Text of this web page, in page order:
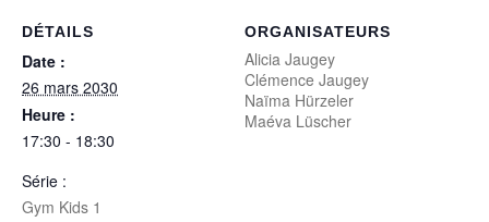
DÉTAILS
Date :
26 mars 2030
Heure :
17:30 - 18:30
Série :
Gym Kids 1
ORGANISATEURS
Alicia Jaugey
Clémence Jaugey
Naïma Hürzeler
Maéva Lüscher